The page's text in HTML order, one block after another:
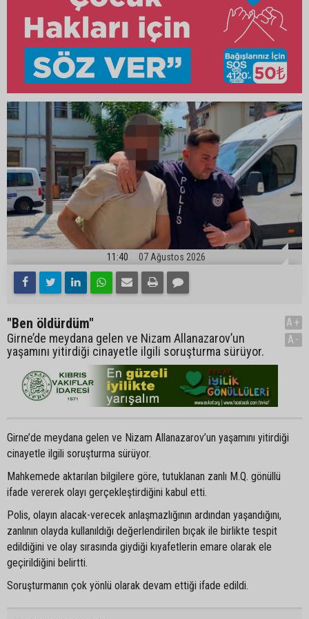
11:40 07 Ağustos 2026
"Ben öldürdüm"
Girne’de meydana gelen ve Nizam Allanazarov’un
yaşamını yitirdiği cinayetle ilgili soruşturma sürüyor.
A+
A-
Girne’de meydana gelen ve Nizam Allanazarov’un yaşamını yitirdiği
cinayetle ilgili soruşturma sürüyor.
Mahkemede aktarılan bilgilere göre, tutuklanan zanlı M.Q. gönüllü
ifade vererek olayı gerçekleştirdiğini kabul etti.
Polis, olayın alacak-verecek anlaşmazlığının ardından yaşandığını,
zanlının olayda kullanıldığı değerlendirilen bıçak ile birlikte tespit
edildiğini ve olay sırasında giydiği kıyafetlerin emare olarak ele
geçirildiğini belirtti.
Soruşturmanın çok yönlü olarak devam ettiği ifade edildi.